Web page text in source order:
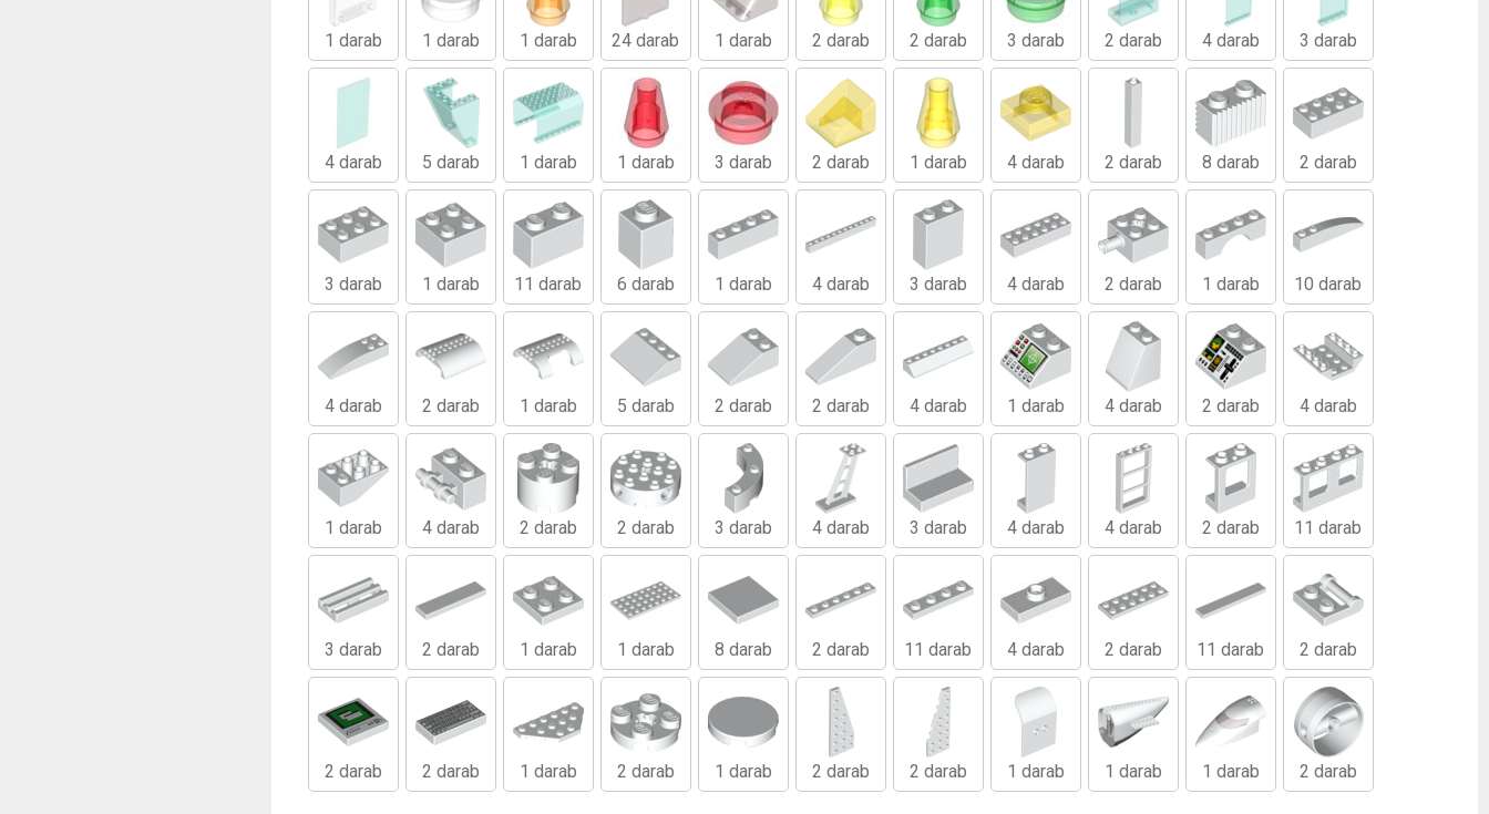
1 darab 1 darab 1 darab 24 darab 1 darab 2 darab 2 darab 3 darab 2 darab 4 darab 3 darab
4 darab 5 darab 1 darab 1 darab 3 darab 2 darab 1 darab 4 darab 2 darab 8 darab 2 darab
3 darab 1 darab 11 darab 6 darab 1 darab 4 darab 3 darab 4 darab 2 darab 1 darab 10 darab
4 darab 2 darab 1 darab 5 darab 2 darab 2 darab 4 darab 1 darab 4 darab 2 darab 4 darab
1 darab 4 darab 2 darab 2 darab 3 darab 4 darab 3 darab 4 darab 4 darab 2 darab 11 darab
3 darab 2 darab 1 darab 1 darab 8 darab 2 darab 11 darab 4 darab 2 darab 11 darab 2 darab
2 darab 2 darab 1 darab 2 darab 1 darab 2 darab 2 darab 1 darab 1 darab 1 darab 2 darab